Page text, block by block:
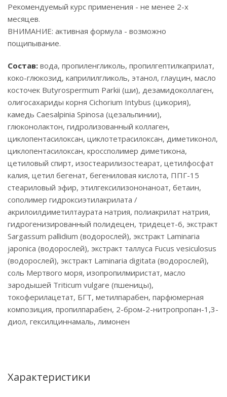
Рекомендуемый курс применения - не менее 2-х
месяцев.
ВНИМАНИЕ: активная формула - возможно
пощипывание.
Состав: вода, пропиленгликоль, пропилгептилкаприлат,
коко-глюкозид, каприлилгликоль, этанол, глауцин, масло
косточек Butyrospermum Parkii (ши), дезамидоколлаген,
олигосахариды корня Cichorium Intybus (цикория),
камедь Caesalpinia Spinosa (цезальпинии),
глюконолактон, гидролизованный коллаген,
циклопентасилоксан, циклотетрасилоксан, диметиконол,
циклопентасилоксан, кроссполимер диметикона,
цетиловый спирт, изостеарилизостеарат, цетилфосфат
калия, цетил бегенат, бегениловая кислота, ППГ-15
стеариловый эфир, этилгексилизононаноат, бетаин,
сополимер гидроксиэтилакрилата /
акрилоилдиметилтаурата натрия, полиакрилат натрия,
гидрогенизированный полидецен, тридецет-6, экстракт
Sargassum pallidium (водорослей), экстракт Laminaria
japonica (водорослей), экстракт таллуса Fucus vesiculosus
(водорослей), экстракт Laminaria digitata (водорослей),
соль Мертвого моря, изопропилмиристат, масло
зародышей Triticum vulgare (пшеницы),
токоферилацетат, БГТ, метилпарабен, парфюмерная
композиция, пропилпарабен, 2-бром-2-нитропропан-1,3-
диол, гексилциннамаль, лимонен
Характеристики